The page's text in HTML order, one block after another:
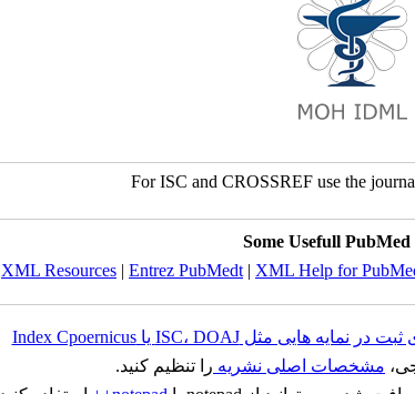
For ISC and CROSSREF use the
Some Usefull
XML Resources | Entrez PubMedt | XML Help for
مشخصات اصلی نشریه را تنظیم کنید.